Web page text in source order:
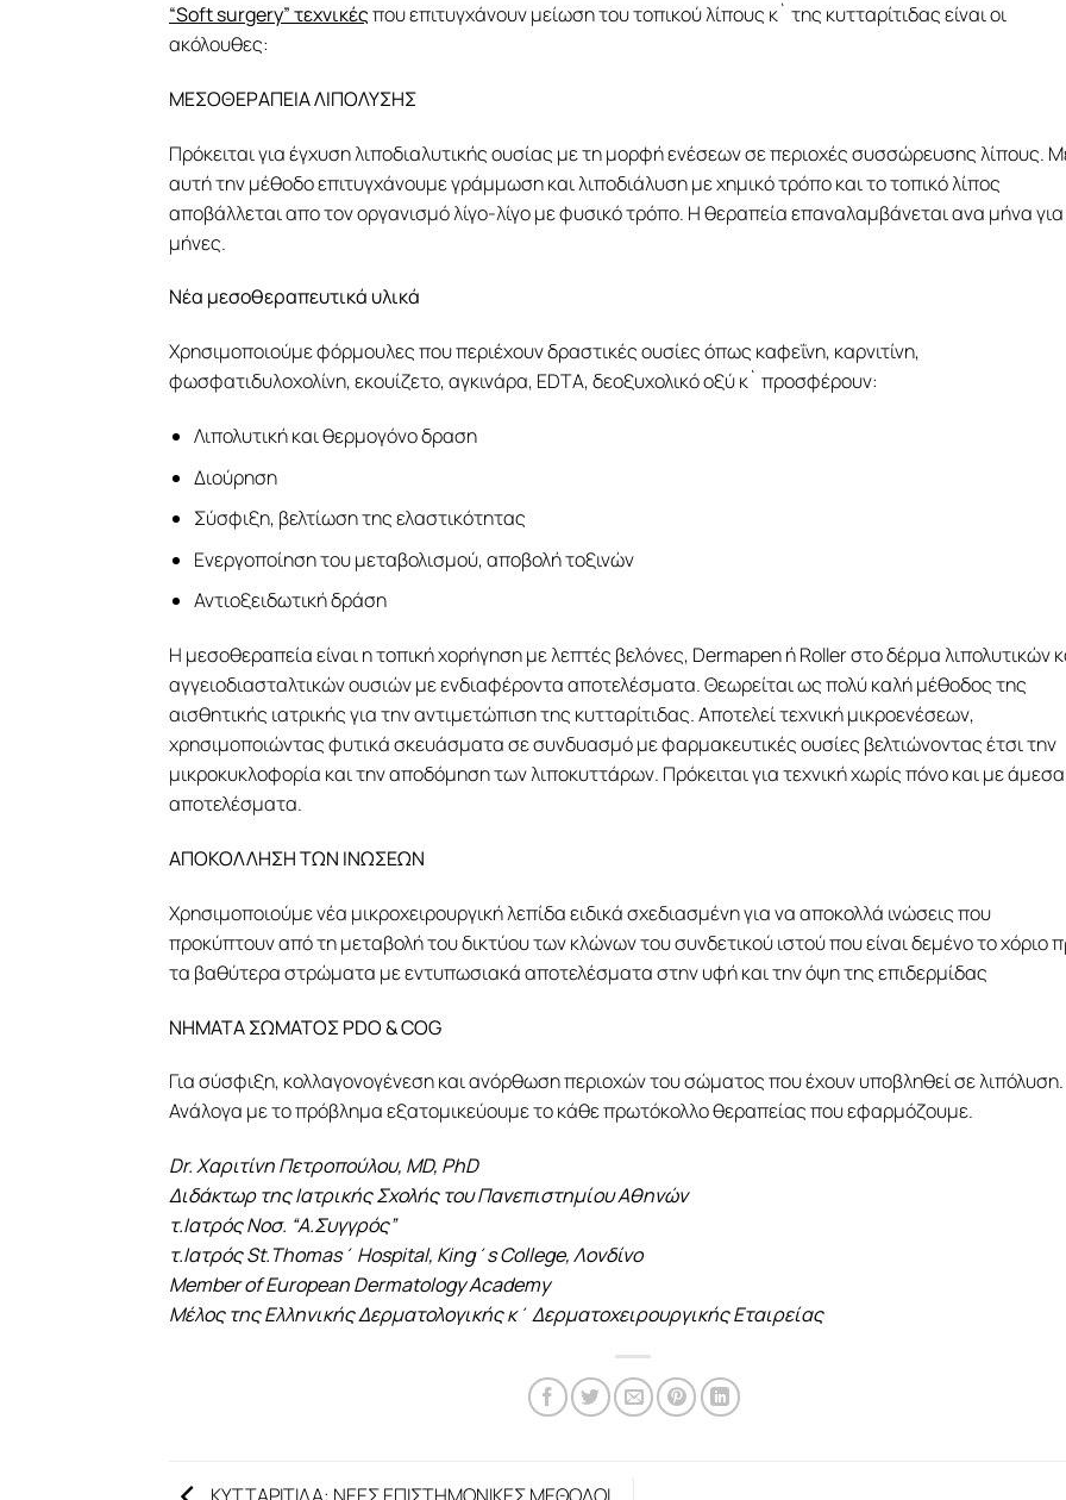
“Soft surgery” τεχνικέςπου επιτυγχάνουν μείωση του τοπικού λίπους κ` της κυτταρίτιδας είναι οι
ακόλουθες:
ΜΕΣΟΘΕΡΑΠΕΙΑ ΛΙΠΟΛΥΣΗΣ
Πρόκειται για έγχυση λιποδιαλυτικής ουσίας με τη μορφή ενέσεων σε περιοχές συσσώρευσης λίπους.
αυτή την μέθοδο επιτυγχάνουμε γράμμωση και λιποδιάλυση με χημικό τρόπο και το τοπικό λίπος
αποβάλλεται απο τον οργανισμό λίγο-λίγο με φυσικό τρόπο. Η θεραπεία επαναλαμβάνεται ανα μήνα
μήνες.
Νέα μεσοθεραπευτικά υλικά
Χρησιμοποιούμε φόρμουλες που περιέχουν δραστικές ουσίες όπως καφεΐνη, καρνιτίνη,
φωσφατιδυλοχολίνη, εκουίζετο, αγκινάρα, EDTA, δεοξυχολικό οξύ κ` προσφέρουν:
Λιπολυτική και θερμογόνο δραση
Διούρηση
Σύσφιξη, βελτίωση της ελαστικότητας
Ενεργοποίηση του μεταβολισμού, αποβολή τοξινών
Αντιοξειδωτική δράση
Η μεσοθεραπεία είναι η τοπική χορήγηση με λεπτές βελόνες, Dermapen ή Roller στο δέρμα λιπολυτικών
αγγειοδιασταλτικών ουσιών με ενδιαφέροντα αποτελέσματα. Θεωρείται ως πολύ καλή μέθοδος της
αισθητικής ιατρικής για την αντιμετώπιση της κυτταρίτιδας. Αποτελεί τεχνική μικροενέσεων,
χρησιμοποιώντας φυτικά σκευάσματα σε συνδυασμό με φαρμακευτικές ουσίες βελτιώνοντας έτσι την
μικροκυκλοφορία και την αποδόμηση των λιποκυττάρων. Πρόκειται για τεχνική χωρίς πόνο και με άμεσα
αποτελέσματα.
ΑΠΟΚΟΛΛΗΣΗ ΤΩΝ ΙΝΩΣΕΩΝ
Χρησιμοποιούμε νέα μικροχειρουργική λεπίδα ειδικά σχεδιασμένη για να αποκολλά ινώσεις που
προκύπτουν από τη μεταβολή του δικτύου των κλώνων του συνδετικού ιστού που είναι δεμένο το χόριο
τα βαθύτερα στρώματα με εντυπωσιακά αποτελέσματα στην υφή και την όψη της επιδερμίδας
ΝΗΜΑΤΑ ΣΩΜΑΤΟΣ PDO & COG
Για σύσφιξη, κολλαγονογένεση και ανόρθωση περιοχών του σώματος που έχουν υποβληθεί σε λιπόλυση.
Ανάλογα με το πρόβλημα εξατομικεύουμε το κάθε πρωτόκολλο θεραπείας που εφαρμόζουμε.
Dr. Χαριτίνη Πετροπούλου, MD, PhD
Διδάκτωρ της Ιατρικής Σχολής του Πανεπιστημίου Αθηνών
τ.Ιατρός Νοσ. “Α.Συγγρός”
τ.Ιατρός St.Thomas΄ Hospital, King΄s College, Λονδίνο
Member of European Dermatology Academy
Μέλος της Ελληνικής Δερματολογικής κ΄ Δερματοχειρουργικής Εταιρείας